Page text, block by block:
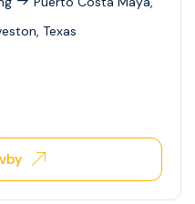
Texas